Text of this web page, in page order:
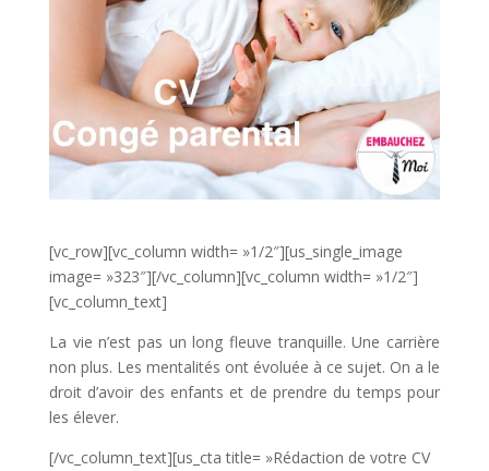
[vc_row][vc_column width= »1/2″][us_single_image
image= »323″][/vc_column][vc_column width= »1/2″]
[vc_column_text]
La vie n’est pas un long fleuve tranquille. Une carrière
non plus. Les mentalités ont évoluée à ce sujet. On a le
droit d’avoir des enfants et de prendre du temps pour
les élever.
[/vc_column_text][us_cta title= »Rédaction de votre CV